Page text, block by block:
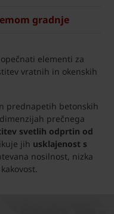
gradnje
elementi za
vratnih in okenskih
prednapetih betonskih
prečnega
svetlih odprtin od
jih usklajenost s
nosilnost, nizka